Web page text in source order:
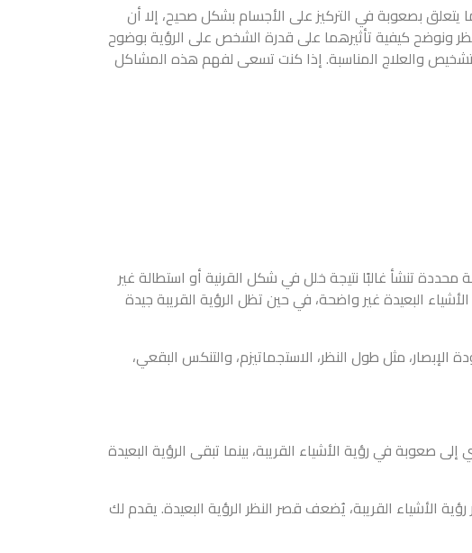
يتعلق بصعوبة في التركيز على الأجسام بشكل صحيح، إلا أن
ونوضح كيفية تأثيرهما على قدرة الشخص على الرؤية بوضوح
والعلاج المناسبة. إذا كنت تسعى لفهم هذه المشاكل
تنشأ غالبًا نتيجة خلل في شكل القرنية أو استطالة غير
البعيدة غير واضحة، في حين تظل الرؤية القريبة جيدة
مثل طول النظر، الاستجماتيزم، والتنكس البقعي،
في رؤية الأشياء القريبة، بينما تبقى الرؤية البعيدة
الأشياء القريبة، يُضعف قصر النظر الرؤية البعيدة. يقدم لك